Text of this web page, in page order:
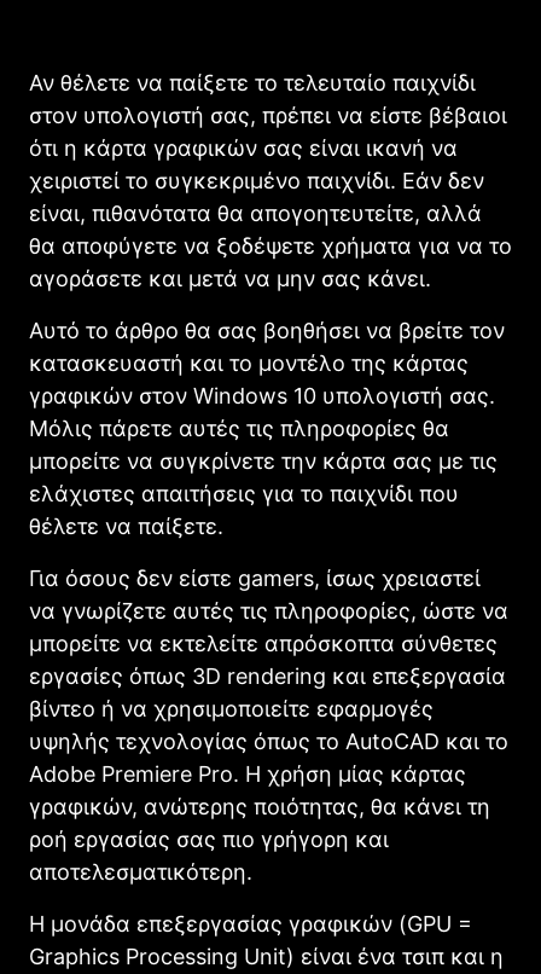
Αν θέλετε να παίξετε το τελευταίο παιχνίδι
στον υπολογιστή σας, πρέπει να είστε βέβαιοι
ότι η κάρτα γραφικών σας είναι ικανή να
χειριστεί το συγκεκριμένο παιχνίδι. Εάν δεν
είναι, πιθανότατα θα απογοητευτείτε, αλλά
θα αποφύγετε να ξοδέψετε χρήματα για να το
αγοράσετε και μετά να μην σας κάνει.
Αυτό το άρθρο θα σας βοηθήσει να βρείτε τον
κατασκευαστή και το μοντέλο της κάρτας
γραφικών στον Windows 10 υπολογιστή σας.
Μόλις πάρετε αυτές τις πληροφορίες θα
μπορείτε να συγκρίνετε την κάρτα σας με τις
ελάχιστες απαιτήσεις για το παιχνίδι που
θέλετε να παίξετε.
Για όσους δεν είστε gamers, ίσως χρειαστεί
να γνωρίζετε αυτές τις πληροφορίες, ώστε να
μπορείτε να εκτελείτε απρόσκοπτα σύνθετες
εργασίες όπως 3D rendering και επεξεργασία
βίντεο ή να χρησιμοποιείτε εφαρμογές
υψηλής τεχνολογίας όπως το AutoCAD και το
Adobe Premiere Pro. Η χρήση μίας κάρτας
γραφικών, ανώτερης ποιότητας, θα κάνει τη
ροή εργασίας σας πιο γρήγορη και
αποτελεσματικότερη.
Η μονάδα επεξεργασίας γραφικών (GPU =
Graphics Processing Unit) είναι ένα τσιπ και η